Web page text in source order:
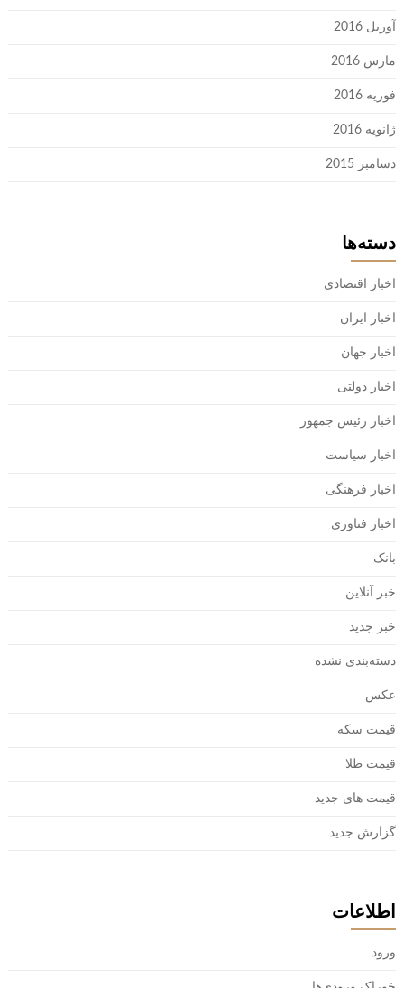
آوریل 2016
مارس 2016
فوریه 2016
ژانویه 2016
دسامبر 2015
دسته‌ها
اخبار اقتصادی
اخبار ایران
اخبار جهان
اخبار دولتی
اخبار رئیس جمهور
اخبار سیاست
اخبار فرهنگی
اخبار فناوری
بانک
خبر آنلاین
خبر جدید
دسته‌بندی نشده
عکس
قیمت سکه
قیمت طلا
قیمت های جدید
گزارش جدید
اطلاعات
ورود